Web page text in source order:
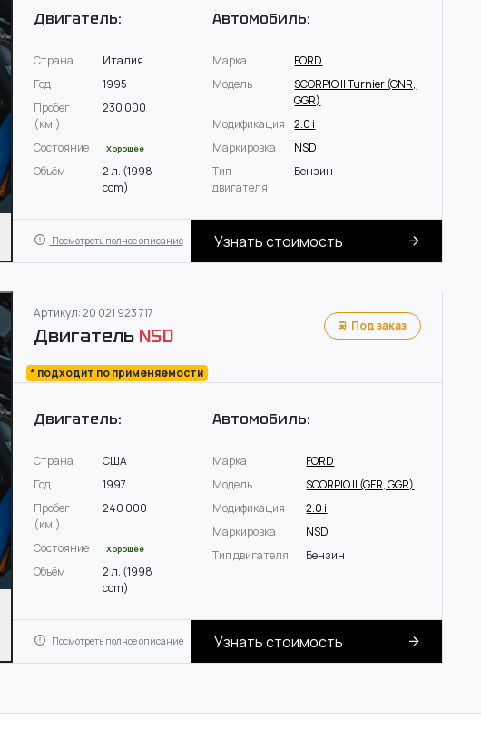
Двигатель:
Страна
Италия
Год
1995
Пробег
(км.)
230 000
Состояние Хорошее
Объём
2 л. (1998
ccm)
Автомобиль:
Марка
FORD
Модель
SCORPIO II Turnier (GNR,
GGR)
Модификация
2.0 i
Маркировка
NSD
Тип
двигателя
Бензин
Посмотреть полное описание Узнать стоимость
Артикул: 20 021 923 717
Двигатель NSD
* подходит по применяемости
Под заказ
Двигатель:
Страна
США
Год
1997
Пробег
(км.)
240 000
Состояние Хорошее
Объём
2 л. (1998
ccm)
Автомобиль:
Марка
FORD
Модель
SCORPIO II (GFR, GGR)
Модификация
2.0 i
Маркировка
NSD
Тип двигателя
Бензин
Посмотреть полное описание Узнать стоимость